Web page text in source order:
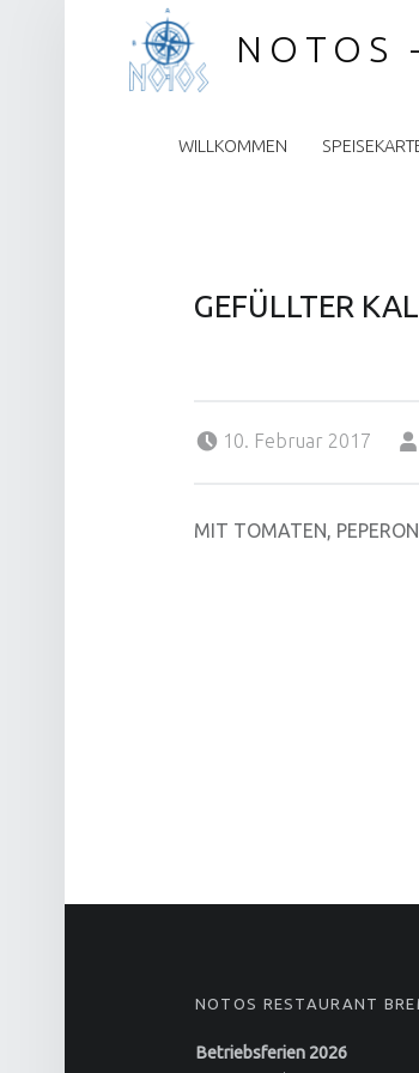
NOTOS
PRIMARY MENU
WILLKOMMEN
GEFÜLLTER
10. Februar 2017
MIT TOMATEN,
FOOTER SIDEBAR
NOTOS RESTAURANT
Betriebsferien 2026